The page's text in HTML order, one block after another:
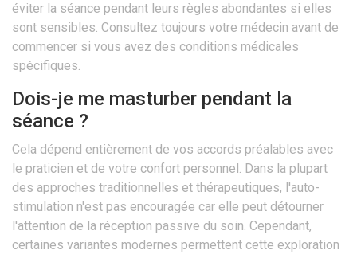
éviter la séance pendant leurs règles abondantes si elles
sont sensibles. Consultez toujours votre médecin avant de
commencer si vous avez des conditions médicales
spécifiques.
Dois-je me masturber pendant la
séance ?
Cela dépend entièrement de vos accords préalables avec
le praticien et de votre confort personnel. Dans la plupart
des approches traditionnelles et thérapeutiques, l'auto-
stimulation n'est pas encouragée car elle peut détourner
l'attention de la réception passive du soin. Cependant,
certaines variantes modernes permettent cette exploration